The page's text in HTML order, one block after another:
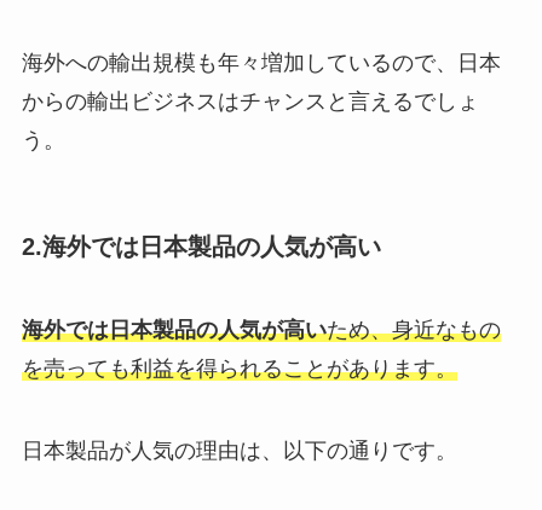
海外への輸出規模も年々増加しているので、日本
からの輸出ビジネスはチャンスと言えるでしょ
う。
2.海外では日本製品の人気が高い
海外では日本製品の人気が高いため、身近なもの
を売っても利益を得られることがあります。
日本製品が人気の理由は、以下の通りです。